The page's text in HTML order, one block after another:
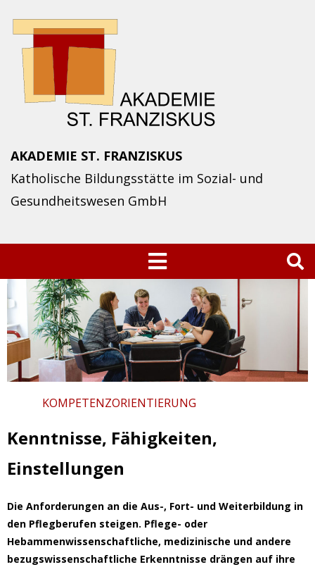
AKADEMIE ST. FRANZISKUS
Katholische Bildungsstätte im Sozial- und
Gesundheitswesen GmbH
KOMPETENZORIENTIERUNG
Kenntnisse, Fähigkeiten,
Einstellungen
Die Anforderungen an die Aus-, Fort- und Weiterbildung in
den Pflegberufen steigen. Pflege- oder
Hebammenwissenschaftliche, medizinische und andere
bezugswissenschaftliche Erkenntnisse drängen auf ihre